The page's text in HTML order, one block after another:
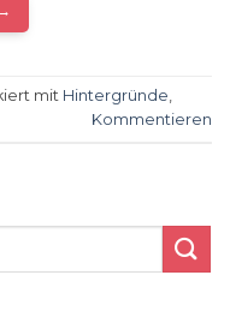
→
mit Hintergründe
Kommentieren